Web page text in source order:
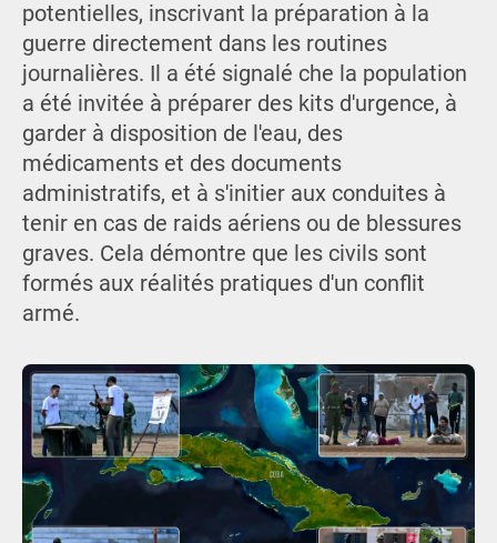
potentielles, inscrivant la préparation à la
guerre directement dans les routines
journalières. Il a été signalé che la population
a été invitée à préparer des kits d'urgence, à
garder à disposition de l'eau, des
médicaments et des documents
administratifs, et à s'initier aux conduites à
tenir en cas de raids aériens ou de blessures
graves. Cela démontre que les civils sont
formés aux réalités pratiques d'un conflit
armé.